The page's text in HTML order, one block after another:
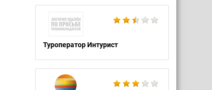
Туроператор Интурист